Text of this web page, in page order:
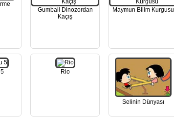
Gumball Dinozordan
Kaçış
Maymun Bilim Kurgusu
Rio
Selinin Dünyası